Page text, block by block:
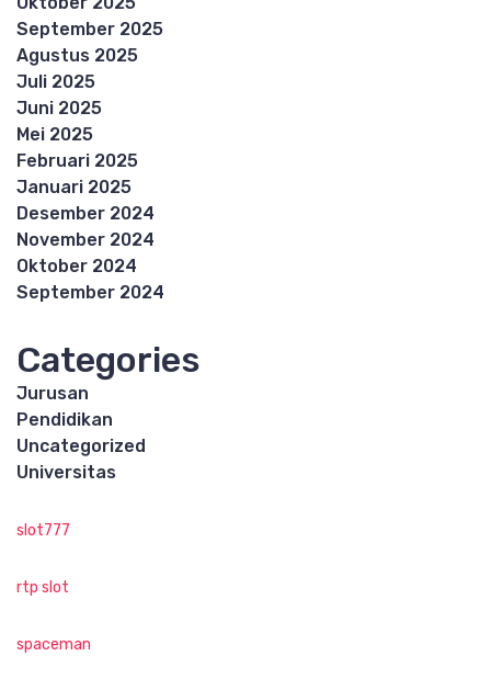
September 2025
Agustus 2025
Juli 2025
Juni 2025
Mei 2025
Februari 2025
Januari 2025
Desember 2024
November 2024
Oktober 2024
September 2024
Categories
Jurusan
Pendidikan
Uncategorized
Universitas
slot777
rtp slot
spaceman